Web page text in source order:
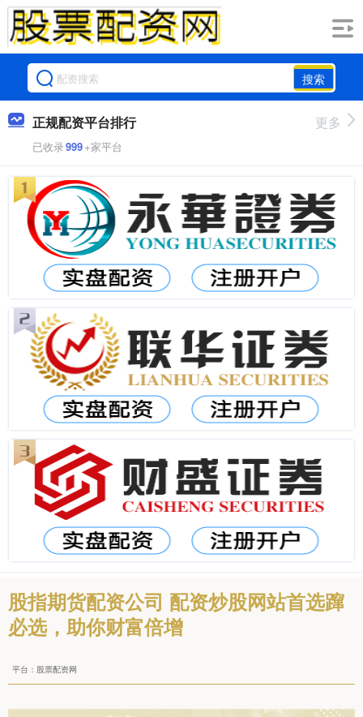
搜索
正规配资平台排行
已收录999+家平台
更多
股指期货配资公司 配资炒股网站首选蹿
必选，助你财富倍增
平台：股票配资网